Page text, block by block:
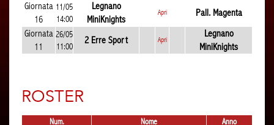
Giornata
16
11/05
14:00
Legnano
MiniKnights
Apri
Pall. Magenta
Giornata
11
26/05
11:00
2 Erre Sport Apri
Legnano
MiniKnights
ROSTER
Num. Nome Anno